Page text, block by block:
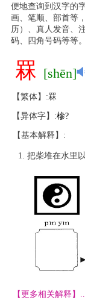
便地查询到汉字的
画、笔顺、部首等
历）、真人发音、
码、四角号码等等。
罧 [shēn]
【繁体】:罧
【异体字】:槮?
【基本解释】:
把柴堆在水里
【更多相关解释】